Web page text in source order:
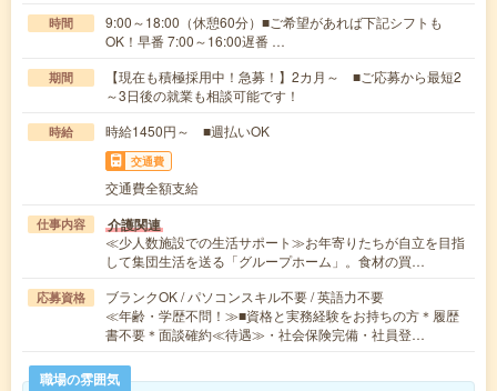
時間
9:00～18:00（休憩60分）■ご希望があれば下記シフトも
OK！早番 7:00～16:00遅番 …
期間
【現在も積極採用中！急募！】2カ月～ ■ご応募から最短2
～3日後の就業も相談可能です！
時給 時給1450円～ ■週払いOK
交通費
交通費全額支給
仕事内容 介護関連
≪少人数施設での生活サポート≫お年寄りたちが自立を目指
して集団生活を送る「グループホーム」。食材の買…
応募資格
ブランクOK / パソコンスキル不要 / 英語力不要
≪年齢・学歴不問！≫■資格と実務経験をお持ちの方＊履歴
書不要＊面談確約≪待遇≫・社会保険完備・社員登…
職場の雰囲気